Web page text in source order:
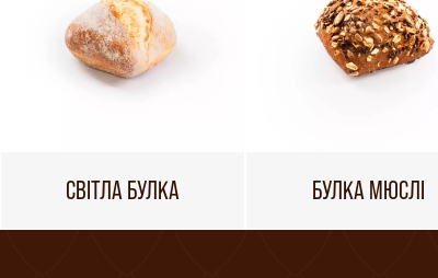
СВІТЛА БУЛКА БУЛКА МЮСЛІ